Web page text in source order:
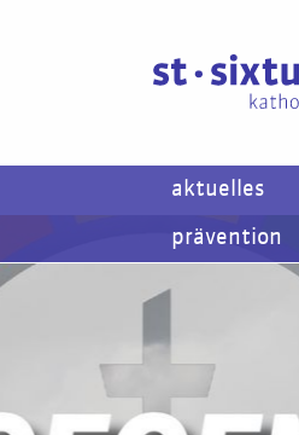
aktuelles
prävention